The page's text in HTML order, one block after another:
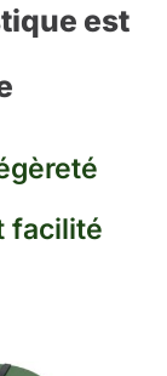
est
facilité